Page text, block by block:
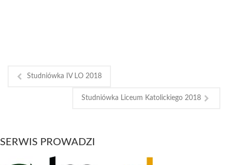
Studniówka IV LO 2018
Studniówka Liceum Katolickiego 2018
SERWIS PROWADZI